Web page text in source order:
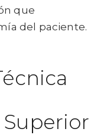
que
del paciente.